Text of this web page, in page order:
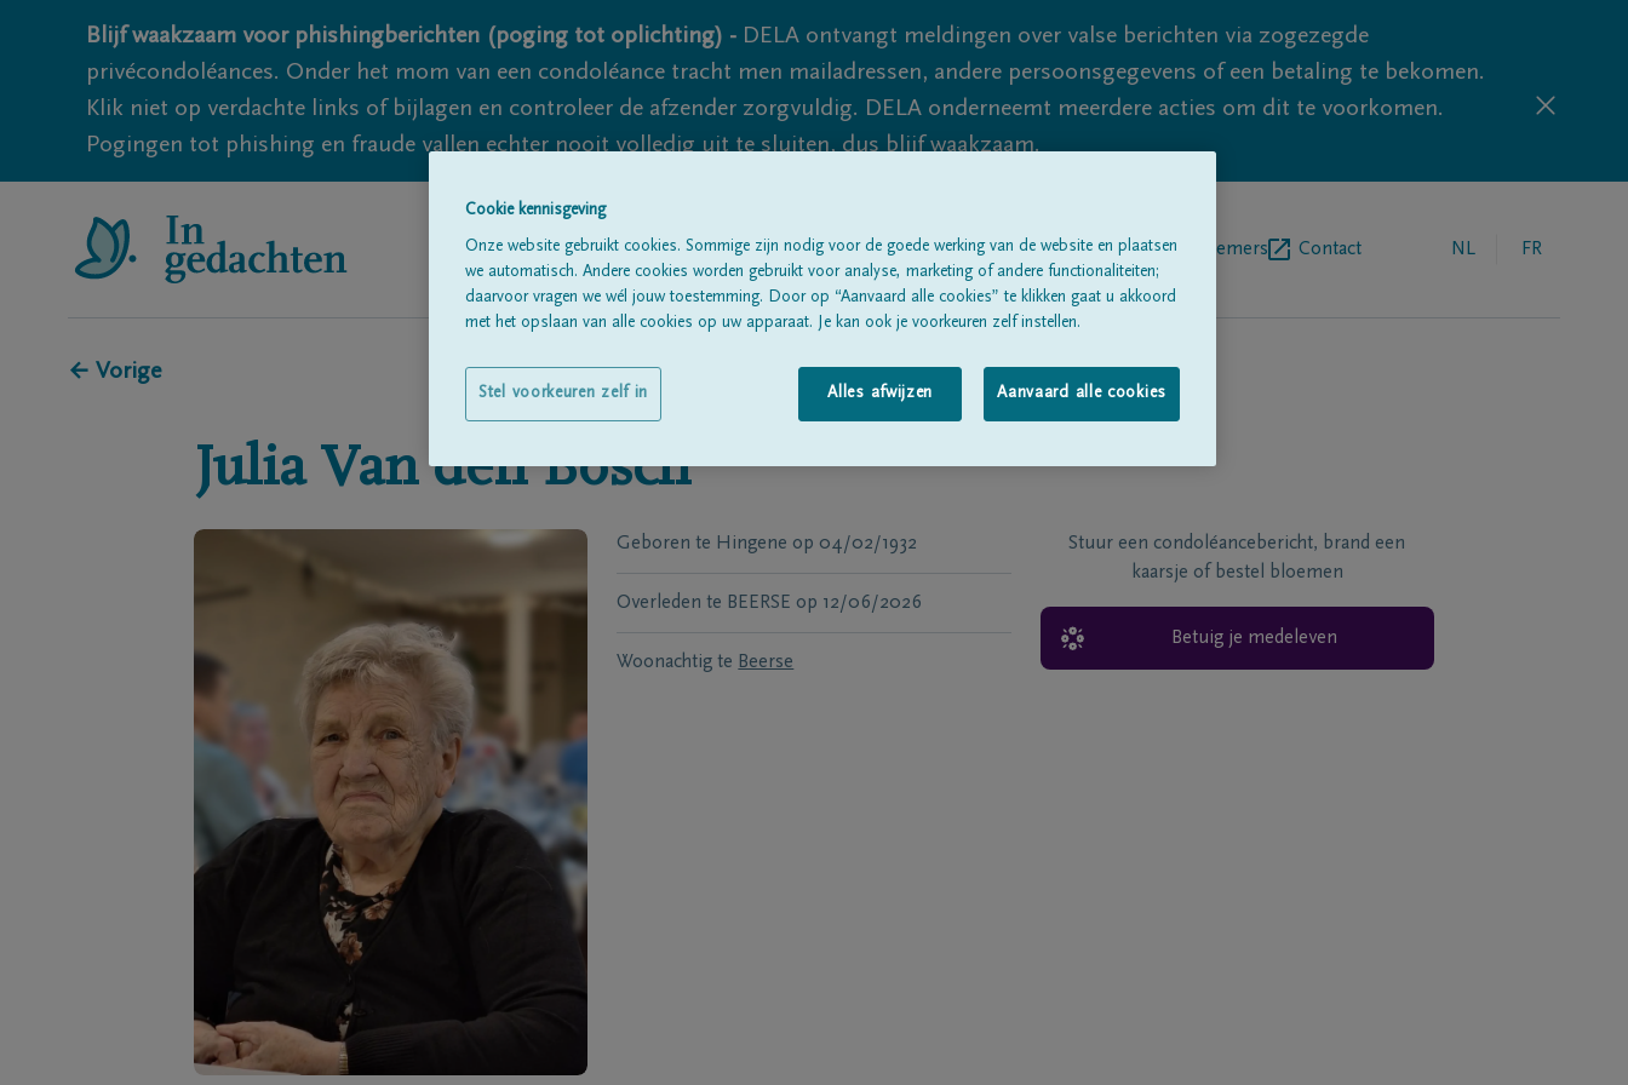
Blijf waakzaam voor phishingberichten (poging tot oplichting) - DELA ontvangt meldingen over valse berichten via zogezegde
privécondoléances. Onder het mom van een condoléance tracht men mailadressen, andere persoonsgegevens of een betaling te bekomen.
Klik niet op verdachte links of bijlagen en controleer de afzender zorgvuldig. DELA onderneemt meerdere acties om dit te voorkomen.
Pogingen tot phishing en fraude vallen echter nooit volledig uit te sluiten, dus blijf waakzaam.
Alle rouwberichtenOver onsBegrafenisondernemers Contact NL FR
← Vorige
Julia Van den Bosch
Geboren te Hingene op 04/02/1932
Overleden te BEERSE op 12/06/2026
Woonachtig te Beerse
Stuur een condoléancebericht, brand een
kaarsje of bestel bloemen
Betuig je medeleven
Cookie kennisgeving
Onze website gebruikt cookies. Sommige zijn nodig voor de goede werking van de website en plaatsen
we automatisch. Andere cookies worden gebruikt voor analyse, marketing of andere functionaliteiten;
daarvoor vragen we wél jouw toestemming. Door op “Aanvaard alle cookies” te klikken gaat u akkoord
met het opslaan van alle cookies op uw apparaat. Je kan ook je voorkeuren zelf instellen.
Alles afwijzen Aanvaard alle cookies
Stel voorkeuren zelf in